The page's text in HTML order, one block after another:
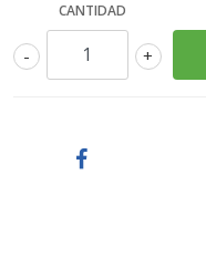
CANTIDAD
+
-